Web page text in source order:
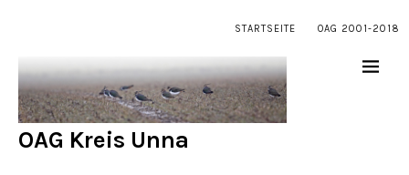
STARTSEITE OAG 2001-2018
OAG Kreis Unna